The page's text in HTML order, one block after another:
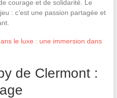
courage et de solidarité. Le
: c’est une passion partagée et
le luxe : une immersion dans
de Clermont :